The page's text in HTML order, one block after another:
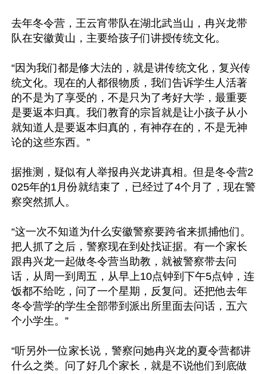
去年冬令营，王云宵带队在湖北武当山，冉兴龙带
队在安徽黄山，主要给孩子们讲授传统文化。
“因为我们都是修大法的，就是讲传统文化，复兴传
统文化。现在的人都很物质，我们告诉学生人活著
的不是为了享受的，不是只为了考好大学，最重要
是要返本归真。我们教育的宗旨就是让小孩子从小
就知道人是要返本归真的，有神存在的，不是无神
论的这些东西。”
据推测，疑似有人举报冉兴龙讲真相。但是冬令营2
025年的1月份就结束了，已经过了4个月了，现在警
察突然抓人。
“这一次不知道为什么安徽警察要跨省来抓捕他们。
把人抓了之后，警察现在到处找证据。有一个家长
跟冉兴龙一起做冬令营当助教，就被警察带去问
话，从周一到周五，从早上10点钟到下午5点钟，连
饭都不给吃，问了一个星期，反复问。还把他去年
冬令营学的学生全部带到派出所里面去问话，五六
个小学生。”
“听另外一位家长说，警察问她冉兴龙的夏令营都讲
什么之类。问了好几个家长，就是不说他们到底做